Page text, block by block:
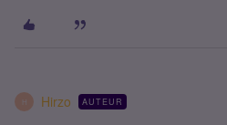
H Hirzo AUTEUR